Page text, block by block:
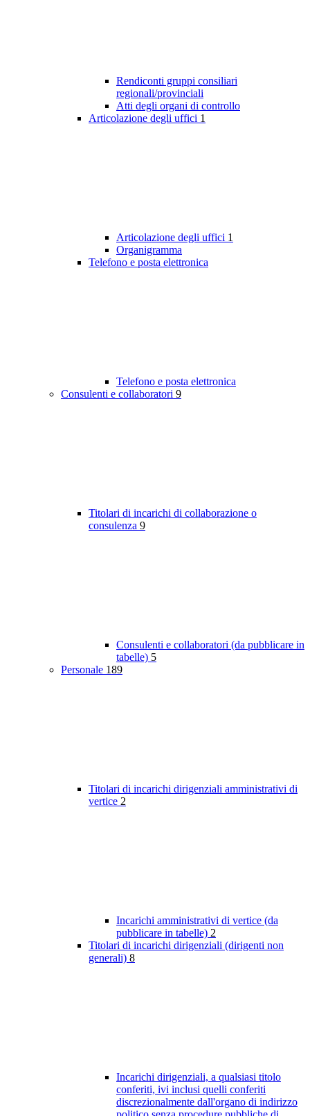
Rendiconti gruppi consiliari
regionali/provinciali
Atti degli organi di controllo
Articolazione degli uffici 1
Articolazione degli uffici 1
Organigramma
Telefono e posta elettronica
Telefono e posta elettronica
Consulenti e collaboratori 9
Titolari di incarichi di collaborazione o
consulenza 9
Consulenti e collaboratori (da pubblicare in
tabelle) 5
Personale 189
Titolari di incarichi dirigenziali amministrativi di
vertice 2
Incarichi amministrativi di vertice (da
pubblicare in tabelle) 2
Titolari di incarichi dirigenziali (dirigenti non
generali) 8
Incarichi dirigenziali, a qualsiasi titolo
conferiti, ivi inclusi quelli conferiti
discrezionalmente dall'organo di indirizzo